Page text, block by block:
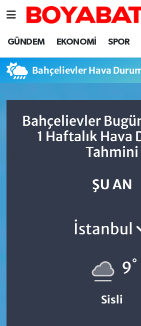
GÜNDEM EKONOMİ SPOR
Bahçelievler Hava
Bahçelievler
1 Haftalık Hava
Tahmini
ŞU AN
İstanbul
9°
Sisli
Sinop Nöbetçi Eczaneler
Sinop Hava Durumu
Sinop Trafik Yoğunluk
Süper Lig Puan Durumu ve
Son Dakika Haberleri
Haber Arşivi